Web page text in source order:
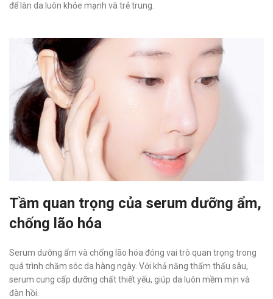
để làn da luôn khỏe mạnh và trẻ trung.
Tầm quan trọng của serum dưỡng ẩm,
chống lão hóa
Serum dưỡng ẩm và chống lão hóa đóng vai trò quan trọng trong
quá trình chăm sóc da hàng ngày. Với khả năng thẩm thấu sâu,
serum cung cấp dưỡng chất thiết yếu, giúp da luôn mềm mịn và
đàn hồi.